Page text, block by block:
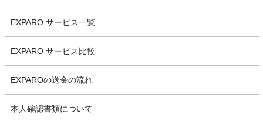
EXPARO サービス一覧
EXPARO サービス比較
EXPAROの送金の流れ
本人確認書類について